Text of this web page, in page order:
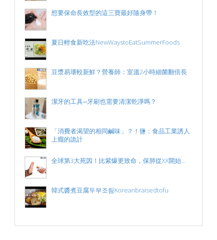
想要保命長效型的這三寶最好隨身帶！
夏日輕食新吃法NewWaystoEatSummerFoods
豆漿易壞較新鮮？營養師：室溫2小時細菌翻倍長
潔牙的工具─牙刷也需要清潔乾淨嗎？
「消費者渴望的相同鹹味」？！鹽：食品工業誘人
上癮的詭計
全球第3大死因！比紫爆更致命，保肺從XX開始...
韓式醬煮豆腐두부조림Koreanbraisedtofu